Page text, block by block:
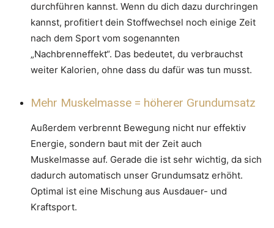
durchführen kannst. Wenn du dich dazu durchringen
kannst, profitiert dein Stoffwechsel noch einige Zeit
nach dem Sport vom sogenannten
„Nachbrenneffekt“. Das bedeutet, du verbrauchst
weiter Kalorien, ohne dass du dafür was tun musst.
Mehr Muskelmasse = höherer Grundumsatz
Außerdem verbrennt Bewegung nicht nur effektiv
Energie, sondern baut mit der Zeit auch
Muskelmasse auf. Gerade die ist sehr wichtig, da sich
dadurch automatisch unser Grundumsatz erhöht.
Optimal ist eine Mischung aus Ausdauer- und
Kraftsport.